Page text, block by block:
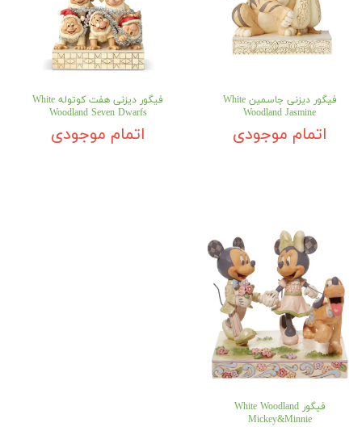
فیگور دیزنی جاسمین White
Woodland Jasmine
اتمام موجودی
فیگور دیزنی هفت کوتوله White
Woodland Seven Dwarfs
اتمام موجودی
فیگور White Woodland
Mickey&Minnie